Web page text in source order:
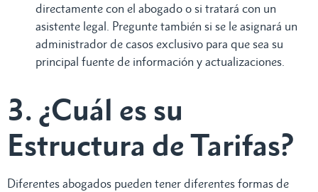
directamente con el abogado o si tratará con un
asistente legal. Pregunte también si se le asignará un
administrador de casos exclusivo para que sea su
principal fuente de información y actualizaciones.
3. ¿Cuál es su
Estructura de Tarifas?
Diferentes abogados pueden tener diferentes formas de